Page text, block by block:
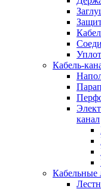
Кабель-
канал
Кабельные